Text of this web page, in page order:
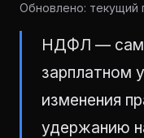
Обновлено: текущий
НДФЛ —
зарплатном
изменения
удержанию